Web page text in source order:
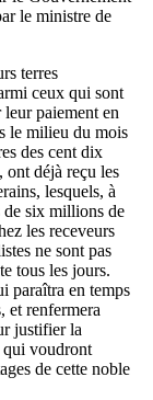
le ministre de
terres
ceux qui sont
paiement en
le milieu du mois
des cent dix
ont déjà reçu les
lesquels, à
six millions de
les receveurs
ne sont pas
tous les jours.
paraîtra en temps
et renfermera
justifier la
qui voudront
de cette noble